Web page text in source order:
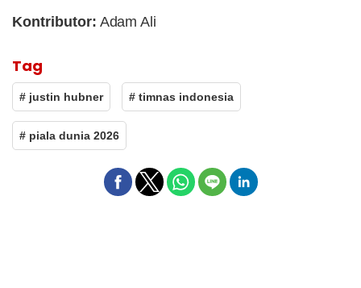
Kontributor: Adam Ali
Tag
# justin hubner # timnas indonesia
# piala dunia 2026